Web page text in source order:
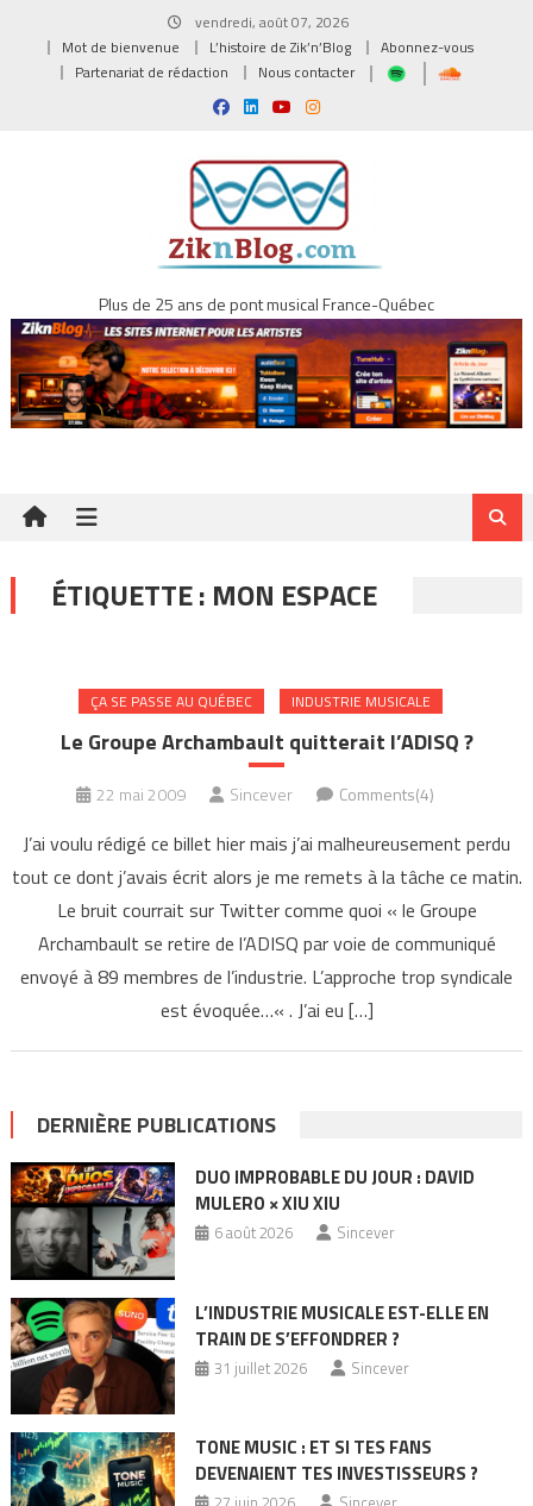
vendredi, août 07, 2026
Mot de bienvenue
L’histoire de Zik’n’Blog
Abonnez-vous
Partenariat de rédaction
Nous contacter
Plus de 25 ans de pont musical France-Québec
ÉTIQUETTE : MON ESPACE
ÇA SE PASSE AU QUÉBEC INDUSTRIE MUSICALE
Le Groupe Archambault quitterait l’ADISQ ?
22 mai 2009 Sincever Comments(4)
J’ai voulu rédigé ce billet hier mais j’ai malheureusement perdu
tout ce dont j’avais écrit alors je me remets à la tâche ce matin.
Le bruit courrait sur Twitter comme quoi « le Groupe
Archambault se retire de l’ADISQ par voie de communiqué
envoyé à 89 membres de l’industrie. L’approche trop syndicale
est évoquée…« . J’ai eu […]
DERNIÈRE PUBLICATIONS
DUO IMPROBABLE DU JOUR : DAVID
MULERO × XIU XIU
6 août 2026 Sincever
L’INDUSTRIE MUSICALE EST-ELLE EN
TRAIN DE S’EFFONDRER ?
31 juillet 2026 Sincever
TONE MUSIC : ET SI TES FANS
DEVENAIENT TES INVESTISSEURS ?